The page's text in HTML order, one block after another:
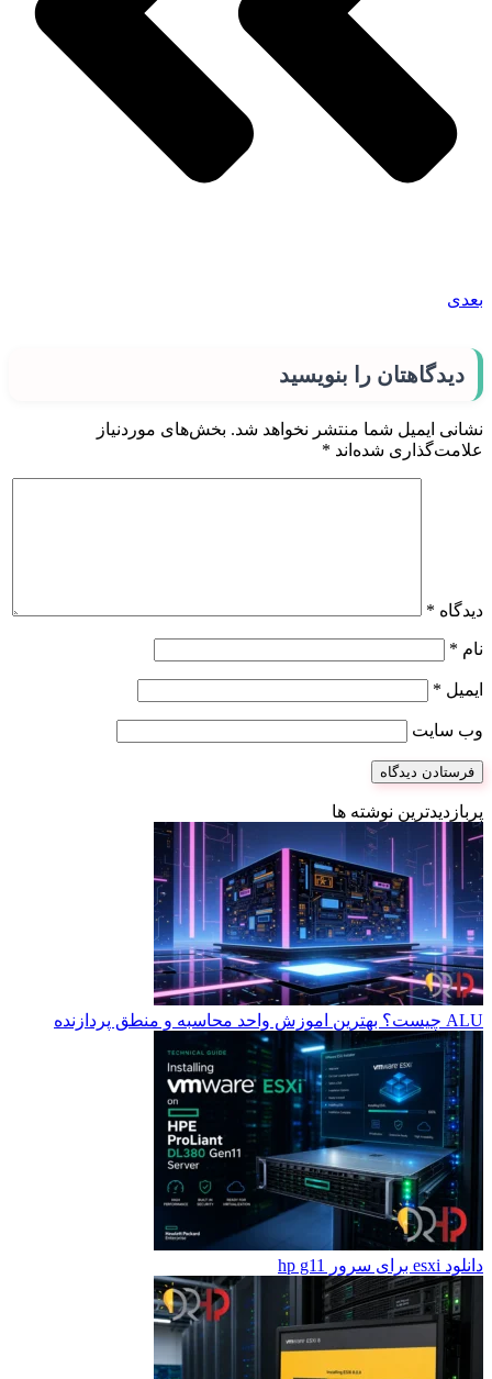
بعدی
دیدگاهتان را بنویسید
نشانی ایمیل شما منتشر نخواهد شد. بخش‌های موردنیاز
علامت‌گذاری شده‌اند *
دیدگاه *
نام *
ایمیل *
وب‌ سایت
پربازدیدترین نوشته ها
ALU چیست؟ بهترین اموزش واحد محاسبه و منطق پردازنده
دانلود esxi برای سرور hp g11